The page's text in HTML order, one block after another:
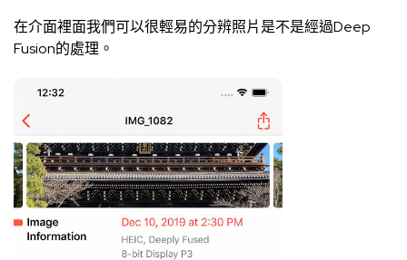
在介面裡面我們可以很輕易的分辨照片是不是經過Deep
Fusion的處理。